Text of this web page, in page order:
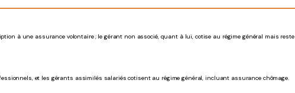
à une assurance volontaire ; le gérant non associé, quant à lui, cotise au régime général mais reste
et les gérants assimilés salariés cotisent au régime général, incluant assurance chômage.